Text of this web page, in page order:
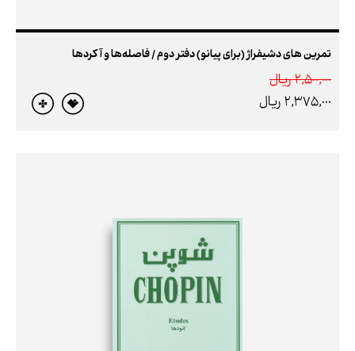
تمرین های دشیفراژ (برای پیانو) دفتر دوم / فاصله‌ها و آکردها
2,500,000 ريال
2,375,000 ريال